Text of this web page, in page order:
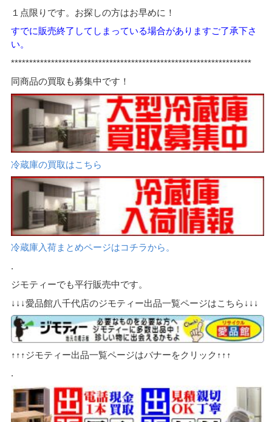
１点限りです。お探しの方はお早めに！
すでに販売終了してし まっている場合がありますご了承下さ
い。
******************************************************************
同商品の買取も募集中です！
冷蔵庫の買取はこちら
冷蔵庫入荷まとめページはコチラから。
.
ジモティーでも平行販売中です。
↓↓↓愛品館八千代店のジモティー出品一覧ページはこちら↓↓↓
↑↑↑ジモティー出品一覧ページはバナーをクリック↑↑↑
.